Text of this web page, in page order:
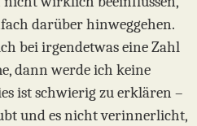
darüber hinweggehen.
bei irgendetwas eine Zahl
dann werde ich keine
ist schwierig zu erklären –
und es nicht verinnerlicht,